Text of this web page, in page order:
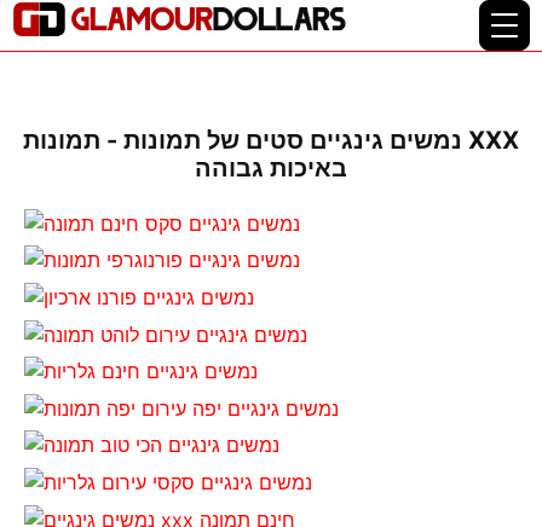
נמשים גינגיים סטים של תמונות - תמונות XXX
באיכות גבוהה